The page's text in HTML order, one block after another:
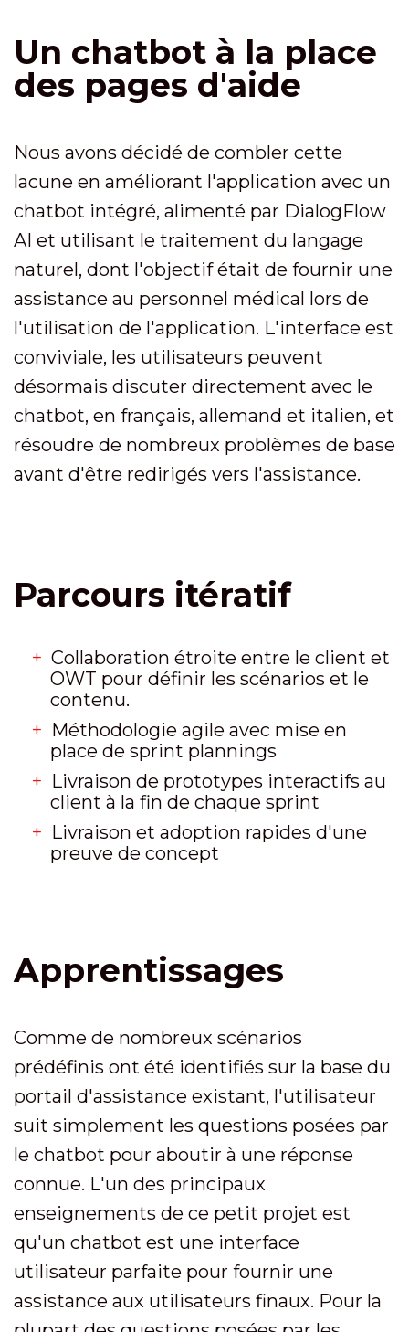
Un chatbot à la place
des pages d'aide
Nous avons décidé de combler cette
lacune en améliorant l'application avec un
chatbot intégré, alimenté par DialogFlow
AI et utilisant le traitement du langage
naturel, dont l'objectif était de fournir une
assistance au personnel médical lors de
l'utilisation de l'application. L'interface est
conviviale, les utilisateurs peuvent
désormais discuter directement avec le
chatbot, en français, allemand et italien, et
résoudre de nombreux problèmes de base
avant d'être redirigés vers l'assistance.
Parcours itératif
Collaboration étroite entre le client et
OWT pour définir les scénarios et le
contenu.
Méthodologie agile avec mise en
place de sprint plannings
Livraison de prototypes interactifs au
client à la fin de chaque sprint
Livraison et adoption rapides d'une
preuve de concept
Apprentissages
Comme de nombreux scénarios
prédéfinis ont été identifiés sur la base du
portail d'assistance existant, l'utilisateur
suit simplement les questions posées par
le chatbot pour aboutir à une réponse
connue. L'un des principaux
enseignements de ce petit projet est
qu'un chatbot est une interface
utilisateur parfaite pour fournir une
assistance aux utilisateurs finaux. Pour la